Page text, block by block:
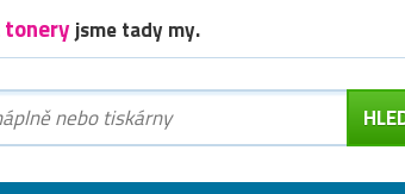
toneryjsme tady my.